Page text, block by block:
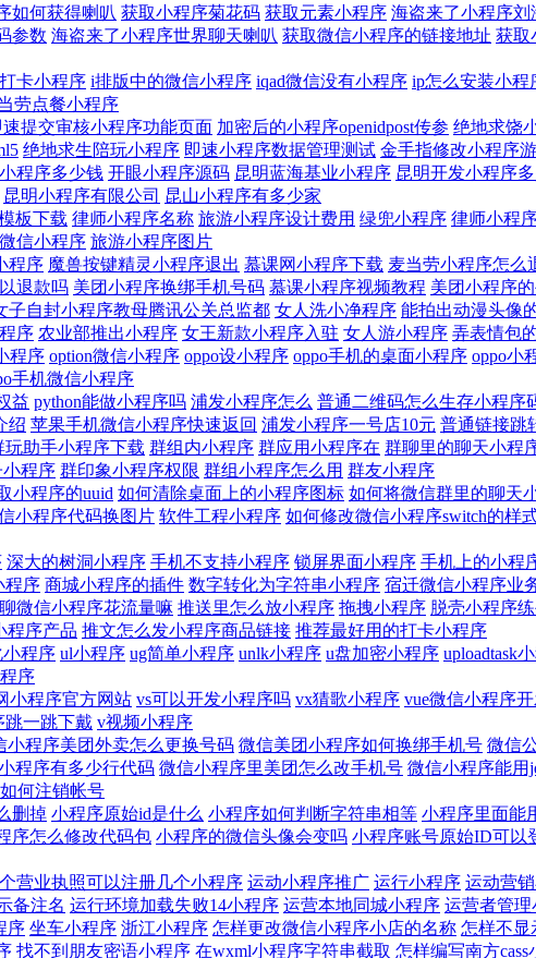
如何获得喇叭 获取小程序菊花码 获取元素小程序 海盗来了小程序刘
参数 海盗来了小程序世界聊天喇叭 获取微信小程序的链接地址 获取
卡小程序 i排版中的微信小程序 iqad微信没有小程序 ip怎么安装小程
劳点餐小程序
速提交审核小程序功能页面 加密后的小程序openidpost传参 绝地求饶
绝地求生陪玩小程序 即速小程序数据管理测试 金手指修改小程序
程序多少钱 开眼小程序源码 昆明蓝海基业小程序 昆明开发小程序
昆明小程序有限公司 昆山小程序有多少家
板下载 律师小程序名称 旅游小程序设计费用 绿兜小程序 律师小程
信小程序 旅游小程序图片
程序 魔兽按键精灵小程序退出 慕课网小程序下载 麦当劳小程序怎么
退款吗 美团小程序换绑手机号码 慕课小程序视频教程 美团小程序
子自封小程序教母腾讯公关总监都 女人洗小净程序 能拍出动漫头像
序 农业部推出小程序 女王新款小程序入驻 女人游小程序 弄表情包
程序 option微信小程序 oppo设小程序 oppo手机的桌面小程序 oppo小
手机微信小程序
益 python能做小程序吗 浦发小程序怎么 普通二维码怎么生存小程序
绍 苹果手机微信小程序快速返回 浦发小程序一号店10元 普通链接跳
玩助手小程序下载 群组内小程序 群应用小程序在 群聊里的聊天小程
程序 群印象小程序权限 群组小程序怎么用 群友小程序
小程序的uuid 如何清除桌面上的小程序图标 如何将微信群里的聊天
小程序代码换图片 软件工程小程序 如何修改微信小程序switch的样
深大的树洞小程序 手机不支持小程序 锁屏界面小程序 手机上的小程
程序 商城小程序的插件 数字转化为字符串小程序 宿迁微信小程序业
微信小程序花流量嘛 推送里怎么放小程序 拖拽小程序 脱壳小程序
程序产品 推文怎么发小程序商品链接 推荐最好用的打卡小程序
程序 ul小程序 ug简单小程序 unlk小程序 u盘加密小程序 uploadtask
序
小程序官方网站 vs可以开发小程序吗 vx猜歌小程序 vue微信小程序
跳一跳下戴 v视频小程序
小程序美团外卖怎么更换号码 微信美团小程序如何换绑手机号 微信
程序有多少行代码 微信小程序里美团怎么改手机号 微信小程序能用
何注销帐号
删掉 小程序原始id是什么 小程序如何判断字符串相等 小程序里面能
序怎么修改代码包 小程序的微信头像会变吗 小程序账号原始ID可以
营业执照可以注册几个小程序 运动小程序推广 运行小程序 运动营
备注名 运行环境加载失败14小程序 运营本地同城小程序 运营者管理
序 坐车小程序 浙江小程序 怎样更改微信小程序小店的名称 怎样不显
找不到朋友密语小程序 在wxml小程序字符串截取 怎样编写南方cass